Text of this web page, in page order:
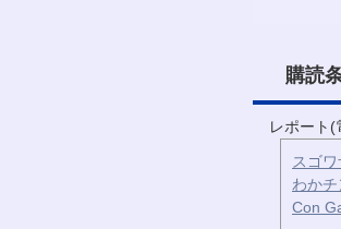
購読
レポート(
スゴ
わか
Con